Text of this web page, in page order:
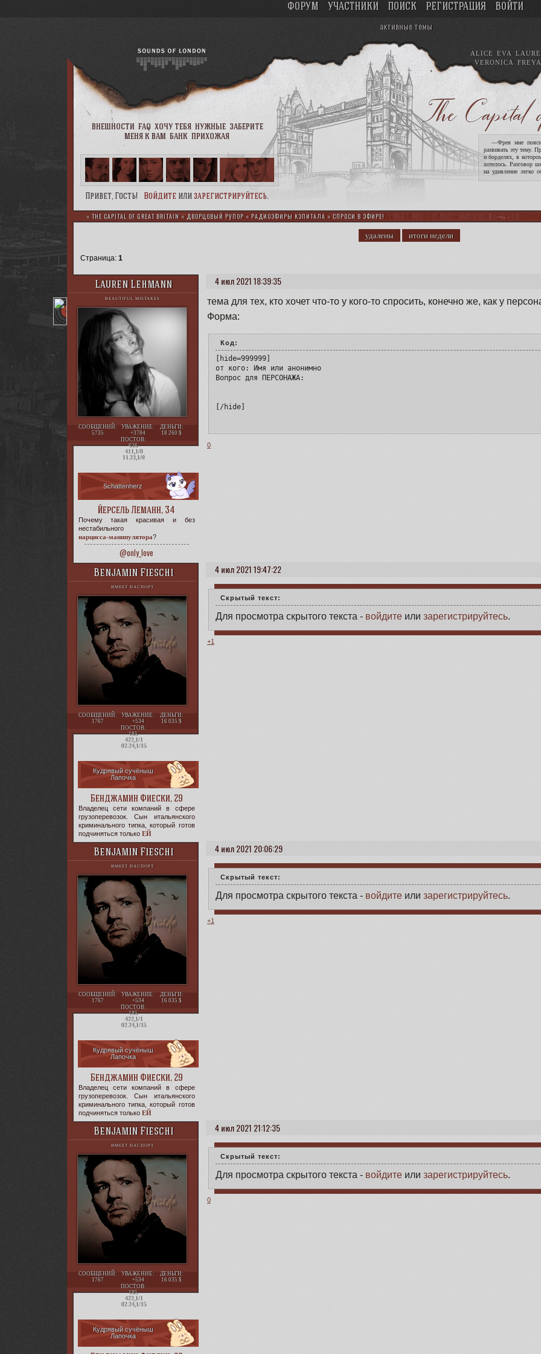
ALICE EVA
VERONICA
FREYA
—Фрея мне
развивать эту тему.
и борделях, в
хотелось. Разговор
на удивление легко
внешности faq хочу тебя нужные заберите
меня к вам банк прихожая
ФОРУМ УЧАСТНИКИ ПОИСК РЕГИСТРАЦИЯ ВОЙТИ
активные темы
удалены итоги недели
Привет, Гость! Войдите или зарегистрируйтесь.
» THE CAPITAL OF GREAT BRITAIN »ДВОРЦОВЫЙ РУПОР » РАДИОЭФИРЫ КЭПИТАЛА » СПРОСИ В ЭФИРЕ!
Страница:1
4 июл 2021 18:39:35
Lauren Lehmann
BEAUTIFUL MISTAKES
СООБЩЕНИЙ:
5735
УВАЖЕНИЕ:
+3784
ДЕНЬГИ:
18 260
ПОСТОВ:
626
411,1/0
11.23,1/0
Schattenherz
Йерсель Леманн, 34
Почему такая красивая и без
нестабильного
нарцисса-манипулятора?
@only_love
тема для тех, кто хочет что-то у кого-то спросить, конечно же, как у
Форма:
Код:
[hide=999999]
от кого: Имя или анонимно
Вопрос для ПЕРСОНАЖА:
[/hide]
0
4 июл 2021 19:47:22
Benjamin Fieschi
ИМЕЕТ ПАСПОРТ
СООБЩЕНИЙ:
1767
УВАЖЕНИЕ:
+534
ДЕНЬГИ:
16 035
ПОСТОВ:
185
422,1/1
02.24,1/15
Кудрявый сучёныш
Лапочка
Бенджамин Фиески, 29
Владелец сети компаний в сфере
грузоперевозок. Сын итальянского
криминального типка, который готов
подчиняться только ЕЙ
Скрытый текст:
Для просмотра скрытого текста - войдите илизарегистрируйтесь.
+1
4 июл 2021 20:06:29
Benjamin Fieschi
ИМЕЕТ ПАСПОРТ
СООБЩЕНИЙ:
1767
УВАЖЕНИЕ:
+534
ДЕНЬГИ:
16 035
ПОСТОВ:
185
422,1/1
02.24,1/15
Кудрявый сучёныш
Лапочка
Бенджамин Фиески, 29
Владелец сети компаний в сфере
грузоперевозок. Сын итальянского
криминального типка, который готов
подчиняться только ЕЙ
Скрытый текст:
Для просмотра скрытого текста - войдите илизарегистрируйтесь.
+1
4 июл 2021 21:12:35
Benjamin Fieschi
ИМЕЕТ ПАСПОРТ
СООБЩЕНИЙ:
1767
УВАЖЕНИЕ:
+534
ДЕНЬГИ:
16 035
ПОСТОВ:
185
422,1/1
02.24,1/15
Кудрявый сучёныш
Лапочка
Скрытый текст:
Для просмотра скрытого текста - войдите илизарегистрируйтесь.
0